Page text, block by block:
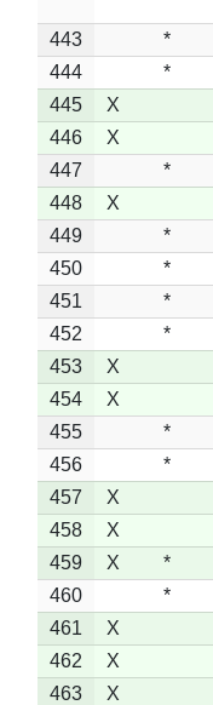
443
*
444
*
445
X
446
X
447
*
448
X
449
*
450
*
451
*
452
*
453
X
454
X
455
*
456
*
457
X
458
X
459
X *
460
*
461
X
462
X
463
X